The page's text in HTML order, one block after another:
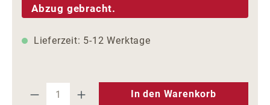
Abzug gebracht.
Lieferzeit: 5-12 Werktage
Produkt Anzahl: Gib den
In den Warenkorb